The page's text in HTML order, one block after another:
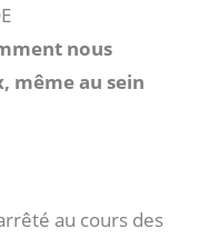
nous
même au sein
au cours des